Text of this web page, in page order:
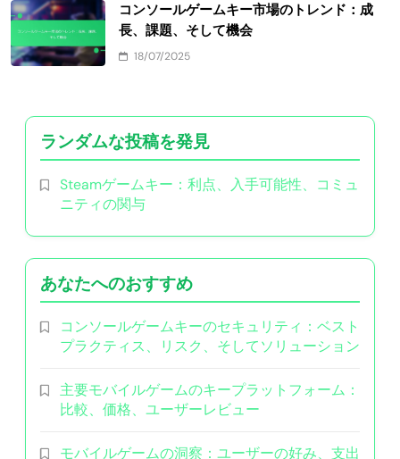
コンソールゲームキー市場のトレンド：成
長、課題、そして機会
18/07/2025
ランダムな投稿を発見
Steamゲームキー：利点、入手可能性、コミュ
ニティの関与
あなたへのおすすめ
コンソールゲームキーのセキュリティ：ベスト
プラクティス、リスク、そしてソリューション
主要モバイルゲームのキープラットフォーム：
比較、価格、ユーザーレビュー
モバイルゲームの洞察：ユーザーの好み、支出